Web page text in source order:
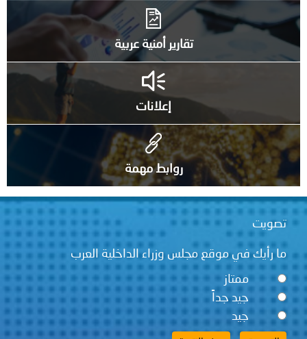
تقارير أمنية عربية
إعلانات
روابط مهمة
تصويت
ما رأيك في موقع مجلس وزراء الداخلية العرب
ممتاز
جيد جداً
جيد